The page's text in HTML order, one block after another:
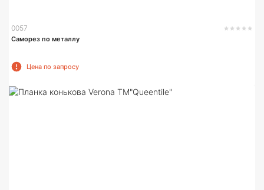
0057
Саморез по металлу
Цена по запросу